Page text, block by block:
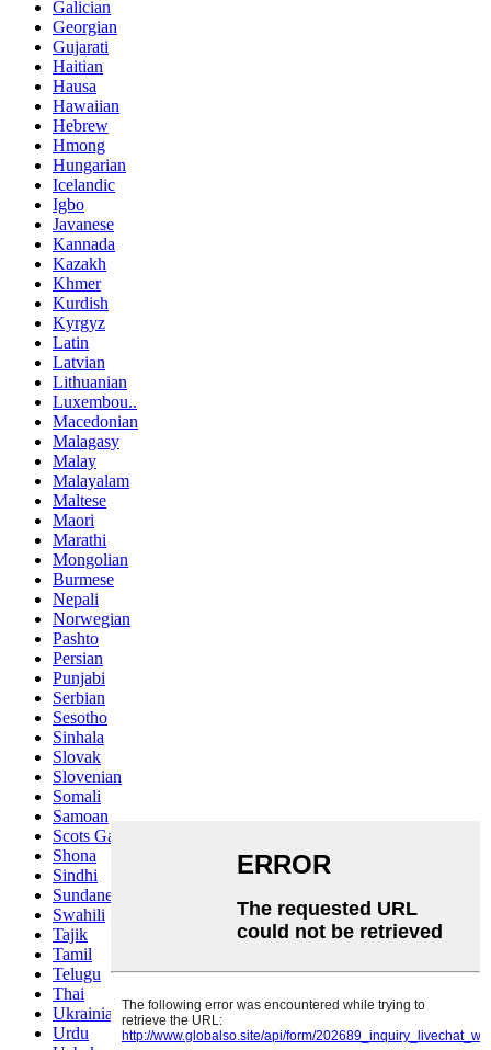
Galician
Georgian
Gujarati
Haitian
Hausa
Hawaiian
Hebrew
Hmong
Hungarian
Icelandic
Igbo
Javanese
Kannada
Kazakh
Khmer
Kurdish
Kyrgyz
Latin
Latvian
Lithuanian
Luxembou..
Macedonian
Malagasy
Malay
Malayalam
Maltese
Maori
Marathi
Mongolian
Burmese
Nepali
Norwegian
Pashto
Persian
Punjabi
Serbian
Sesotho
Sinhala
Slovak
Slovenian
Somali
Samoan
Scots Gaelic
Shona
Sindhi
Sundanese
Swahili
Tajik
Tamil
Telugu
Thai
Ukrainian
Urdu